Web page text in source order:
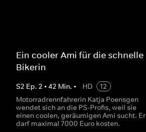
Ein cooler Ami für die schnelle
Bikerin
S2 Ep.2 •42 Min. • HD
12
Motorradrennfahrerin Katja Poensgen
wendet sich an die PS-Profis, weil sie
einen coolen, geräumigen Ami sucht. Er
darf maximal 7000 Euro kosten.